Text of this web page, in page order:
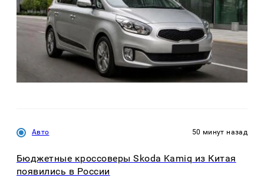
Авто 50 минут назад
Бюджетные кроссоверы Skoda Kamiq из Китая
появились в России